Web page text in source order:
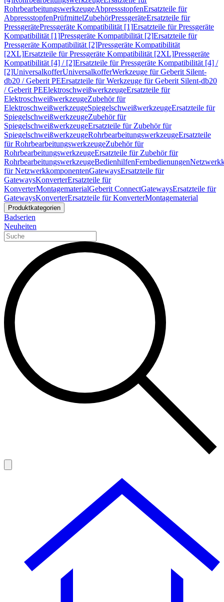
RohrbearbeitungswerkzeugeAbpressstopfenErsatzteile für
AbpressstopfenPrüfmittelZubehörPressgeräteErsatzteile für
PressgerätePressgeräte Kompatibilität [1]Ersatzteile für Pressgeräte
Kompatibilität [1]Pressgeräte Kompatibilität [2]Ersatzteile für
Pressgeräte Kompatibilität [2]Pressgeräte Kompatibilität
[2XL]Ersatzteile für Pressgeräte Kompatibilität [2XL]Pressgeräte
Kompatibilität [4] / [2]Ersatzteile für Pressgeräte Kompatibilität [4] /
[2]UniversalkofferUniversalkofferWerkzeuge für Geberit Silent-
db20 / Geberit PEErsatzteile für Werkzeuge für Geberit Silent-db20
/ Geberit PEElektroschweißwerkzeugeErsatzteile für
ElektroschweißwerkzeugeZubehör für
ElektroschweißwerkzeugeSpiegelschweißwerkzeugeErsatzteile für
SpiegelschweißwerkzeugeZubehör für
SpiegelschweißwerkzeugeErsatzteile für Zubehör für
SpiegelschweißwerkzeugeRohrbearbeitungswerkzeugeErsatzteile
für RohrbearbeitungswerkzeugeZubehör für
RohrbearbeitungswerkzeugeErsatzteile für Zubehör für
RohrbearbeitungswerkzeugeBedienhilfenFernbedienungen
für NetzwerkkomponentenGatewaysErsatzteile für
GatewaysKonverterErsatzteile für
KonverterMontagematerialGeberit ConnectGatewaysErsatzteile für
GatewaysKonverterErsatzteile für KonverterMontagematerial
Produktkategorien
Badserien
Neuheiten